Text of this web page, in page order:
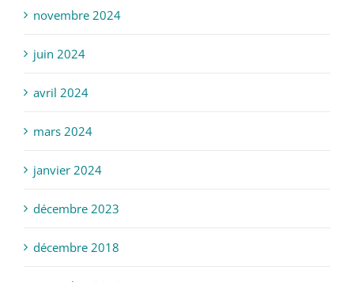
novembre 2024
juin 2024
avril 2024
mars 2024
janvier 2024
décembre 2023
décembre 2018